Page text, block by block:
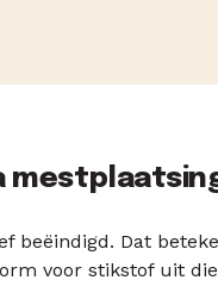
beëindigd. Dat
voor stikstof uit